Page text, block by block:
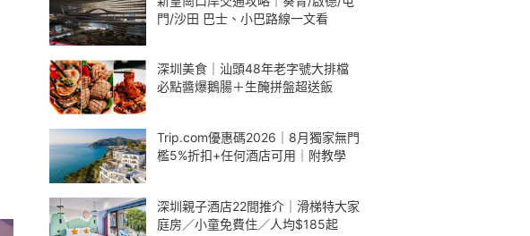
門/沙田 巴士、小巴路線一文看
深圳美食｜汕頭48年老字號大排檔
必點醬爆鵝腸＋生醃拼盤超送飯
Trip.com優惠碼2026｜8月獨家無門
檻5%折扣+任何酒店可用｜附教學
深圳親子酒店22間推介｜滑梯特大家
庭房／小童免費住／人均$185起